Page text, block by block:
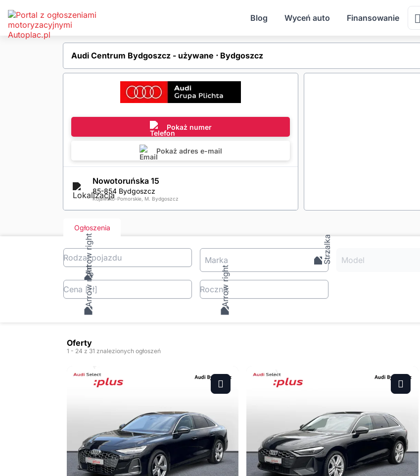
Blog Wyceń auto Finansowanie
Audi Centrum Bydgoszcz - używane ⋅ Bydgoszcz
Pokaż numer
Pokaż adres e-mail
Nowotoruńska 15
85-854 Bydgoszcz
Kujawsko-Pomorskie, M. Bydgoszcz
Ogłoszenia
Rodzaj pojazdu Marka Model
Cena [zł] Rocznik
Oferty
1 - 24 z 31 znalezionych ogłoszeń